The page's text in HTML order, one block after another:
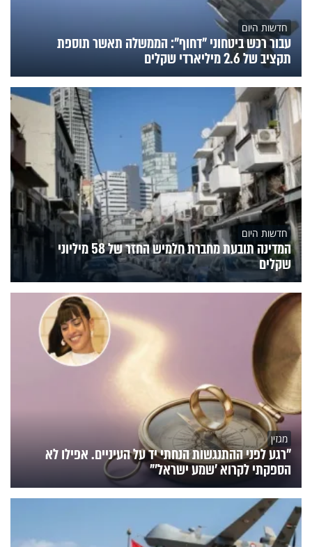
חדשות היום
עבור רכש ביטחוני "דחוף": הממשלה תאשר תוספת
תקציב של 2.6 מיליארדי שקלים
חדשות היום
המדינה תובעת מחברת חלמיש החזר של 58 מיליוני
שקלים
מגזין
"רגע לפני ההתנגשות הנחתי יד על העיניים. אפילו לא
הספקתי לקרוא 'שמע ישראל'"